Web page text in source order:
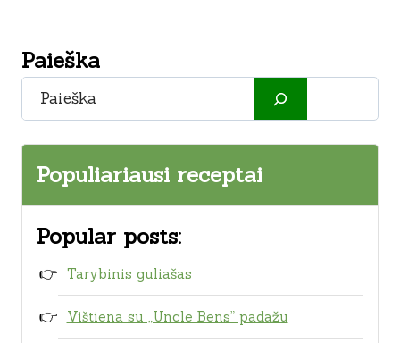
Paieška
Paieška
Populiariausi receptai
Popular posts:
Tarybinis guliašas
Vištiena su „Uncle Bens” padažu